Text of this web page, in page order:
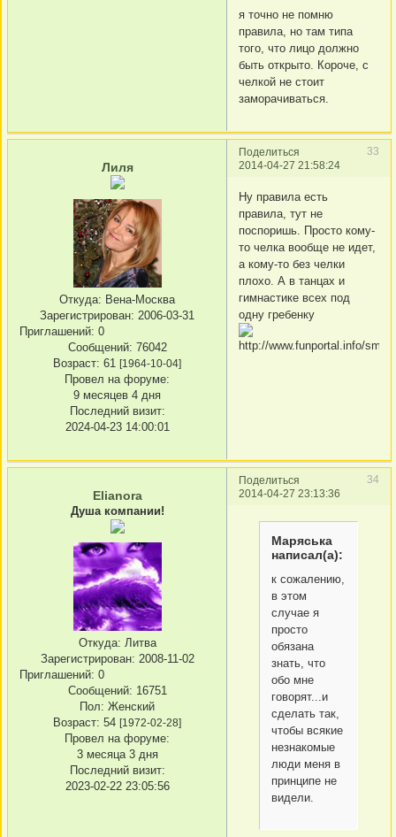
я точно не помню
правила, но там типа
того, что лицо должно
быть открыто. Короче, с
челкой не стоит
заморачиваться.
Поделиться
33
2014-04-27 21:58:24
Лиля
Откуда: Вена-Москва
Зарегистрирован: 2006-03-31
Приглашений: 0
Сообщений: 76042
Возраст: 61 [1964-10-04]
Провел на форуме:
9 месяцев 4 дня
Последний визит:
2024-04-23 14:00:01
Ну правила есть
правила, тут не
поспоришь. Просто кому-
то челка вообще не идет,
а кому-то без челки
плохо. А в танцах и
гимнастике всех под
одну гребенку
Поделиться
34
2014-04-27 23:13:36
Elianora
Душа компании!
Откуда: Литва
Зарегистрирован: 2008-11-02
Приглашений: 0
Сообщений: 16751
Пол: Женский
Возраст: 54 [1972-02-28]
Провел на форуме:
3 месяца 3 дня
Последний визит:
2023-02-22 23:05:56
Маряська
написал(а):
к сожалению,
в этом
случае я
просто
обязана
знать, что
обо мне
говорят...и
сделать так,
чтобы всякие
незнакомые
люди меня в
принципе не
видели.